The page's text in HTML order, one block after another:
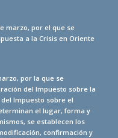
marzo, por el que se
a la Crisis en Oriente
por la que se
del Impuesto sobre la
Impuesto sobre el
el lugar, forma y
se establecen los
confirmación y